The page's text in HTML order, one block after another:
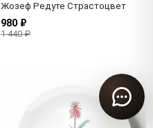
Жозеф Редуте Страстоцвет
980 ₽
1 440 ₽